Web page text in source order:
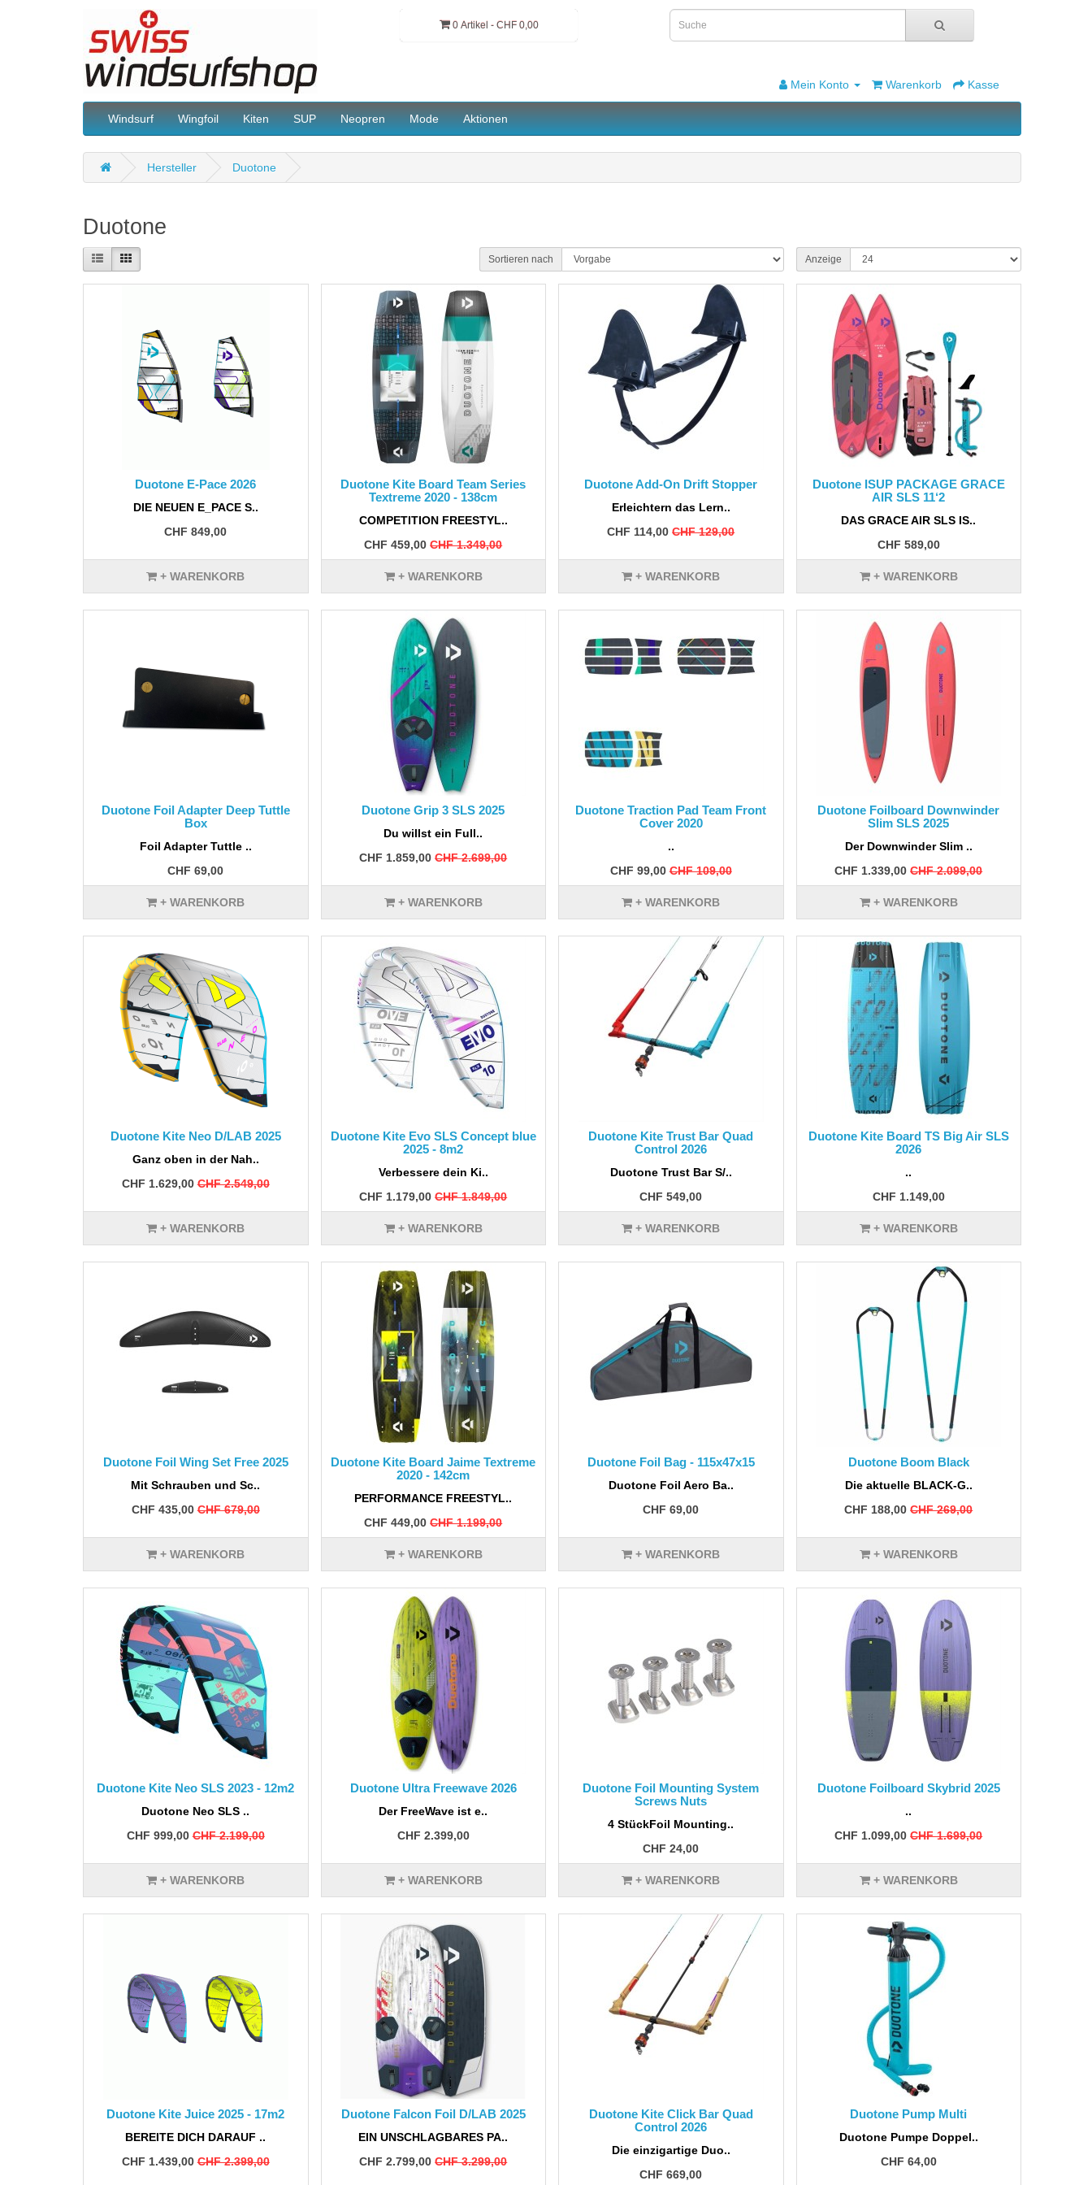
0 Artikel - CHF 0,00
Mein Konto Warenkorb Kasse
Windsurf Wingfoil Kiten SUP Neopren Mode Aktionen
Hersteller Duotone
Duotone
Sortieren nach Anzeige
Duotone E-Pace 2026
DIE NEUEN E_PACE S..
CHF 849,00
+ WARENKORB
Duotone Kite Board Team Series
Textreme 2020 - 138cm
COMPETITION FREESTYL..
CHF 459,00 CHF 1.349,00
+ WARENKORB
Duotone Add-On Drift Stopper
Erleichtern das Lern..
CHF 114,00 CHF 129,00
+ WARENKORB
Duotone ISUP PACKAGE GRACE
AIR SLS 11‘2
DAS GRACE AIR SLS IS..
CHF 589,00
+ WARENKORB
Duotone Foil Adapter Deep Tuttle
Box
Foil Adapter Tuttle ..
CHF 69,00
+ WARENKORB
Duotone Grip 3 SLS 2025
Du willst ein Full..
CHF 1.859,00 CHF 2.699,00
+ WARENKORB
Duotone Traction Pad Team Front
Cover 2020
..
CHF 99,00 CHF 109,00
+ WARENKORB
Duotone Foilboard Downwinder
Slim SLS 2025
Der Downwinder Slim ..
CHF 1.339,00 CHF 2.099,00
+ WARENKORB
Duotone Kite Neo D/LAB 2025
Ganz oben in der Nah..
CHF 1.629,00 CHF 2.549,00
+ WARENKORB
Duotone Kite Evo SLS Concept blue
2025 - 8m2
Verbessere dein Ki..
CHF 1.179,00 CHF 1.849,00
+ WARENKORB
Duotone Kite Trust Bar Quad
Control 2026
Duotone Trust Bar S/..
CHF 549,00
+ WARENKORB
Duotone Kite Board TS Big Air SLS
2026
..
CHF 1.149,00
+ WARENKORB
Duotone Foil Wing Set Free 2025
Mit Schrauben und Sc..
CHF 435,00 CHF 679,00
+ WARENKORB
Duotone Kite Board Jaime Textreme
2020 - 142cm
PERFORMANCE FREESTYL..
CHF 449,00 CHF 1.199,00
+ WARENKORB
Duotone Foil Bag - 115x47x15
Duotone Foil Aero Ba..
CHF 69,00
+ WARENKORB
Duotone Boom Black
Die aktuelle BLACK-G..
CHF 188,00 CHF 269,00
+ WARENKORB
Duotone Kite Neo SLS 2023 - 12m2
Duotone Neo SLS ..
CHF 999,00 CHF 2.199,00
+ WARENKORB
Duotone Ultra Freewave 2026
Der FreeWave ist e..
CHF 2.399,00
+ WARENKORB
Duotone Foil Mounting System
Screws Nuts
4 StückFoil Mounting..
CHF 24,00
+ WARENKORB
Duotone Foilboard Skybrid 2025
..
CHF 1.099,00 CHF 1.699,00
+ WARENKORB
Duotone Kite Juice 2025 - 17m2
BEREITE DICH DARAUF ..
CHF 1.439,00 CHF 2.399,00
Duotone Falcon Foil D/LAB 2025
EIN UNSCHLAGBARES PA..
CHF 2.799,00 CHF 3.299,00
Duotone Kite Click Bar Quad
Control 2026
Die einzigartige Duo..
CHF 669,00
Duotone Pump Multi
Duotone Pumpe Doppel..
CHF 64,00